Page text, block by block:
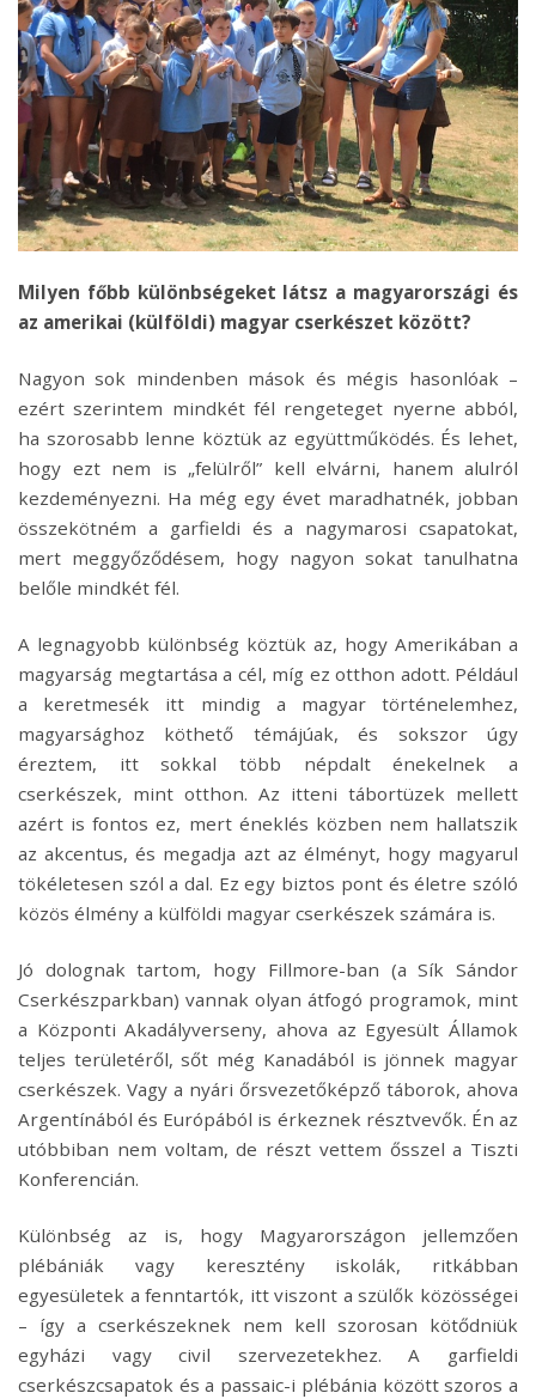
Milyen főbb különbségeket látsz a magyarországi és
az amerikai (külföldi) magyar cserkészet között?
Nagyon sok mindenben mások és mégis hasonlóak –
ezért szerintem mindkét fél rengeteget nyerne abból,
ha szorosabb lenne köztük az együttműködés. És lehet,
hogy ezt nem is „felülről” kell elvárni, hanem alulról
kezdeményezni. Ha még egy évet maradhatnék, jobban
összekötném a garfieldi és a nagymarosi csapatokat,
mert meggyőződésem, hogy nagyon sokat tanulhatna
belőle mindkét fél.
A legnagyobb különbség köztük az, hogy Amerikában a
magyarság megtartása a cél, míg ez otthon adott. Például
a keretmesék itt mindig a magyar történelemhez,
magyarsághoz köthető témájúak, és sokszor úgy
éreztem, itt sokkal több népdalt énekelnek a
cserkészek, mint otthon. Az itteni tábortüzek mellett
azért is fontos ez, mert éneklés közben nem hallatszik
az akcentus, és megadja azt az élményt, hogy magyarul
tökéletesen szól a dal. Ez egy biztos pont és életre szóló
közös élmény a külföldi magyar cserkészek számára is.
Jó dolognak tartom, hogy Fillmore-ban (a Sík Sándor
Cserkészparkban) vannak olyan átfogó programok, mint
a Központi Akadályverseny, ahova az Egyesült Államok
teljes területéről, sőt még Kanadából is jönnek magyar
cserkészek. Vagy a nyári őrsvezetőképző táborok, ahova
Argentínából és Európából is érkeznek résztvevők. Én az
utóbbiban nem voltam, de részt vettem ősszel a Tiszti
Konferencián.
Különbség az is, hogy Magyarországon jellemzően
plébániák vagy keresztény iskolák, ritkábban
egyesületek a fenntartók, itt viszont a szülők közösségei
– így a cserkészeknek nem kell szorosan kötődniük
egyházi vagy civil szervezetekhez. A garfieldi
cserkészcsapatok és a passaic-i plébánia között szoros a